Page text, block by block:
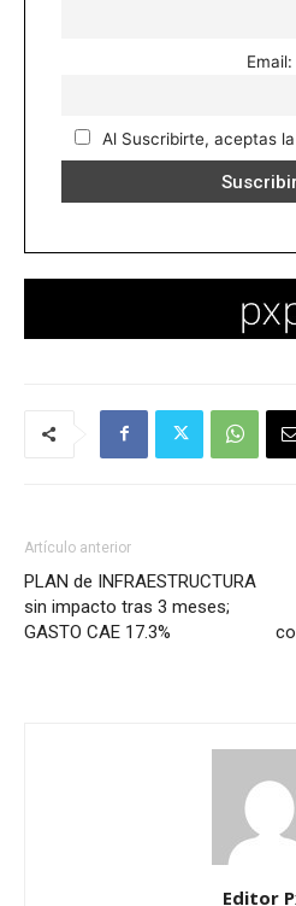
Email:
Al Suscribirte, aceptas
Artículo anterior
PLAN de INFRAESTRUCTURA
sin impacto tras 3 meses;
GASTO CAE 17.3%
Editor